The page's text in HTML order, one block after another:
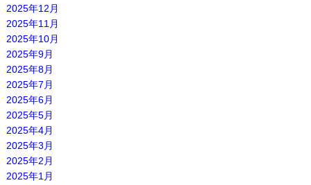
2025年12月
2025年11月
2025年10月
2025年9月
2025年8月
2025年7月
2025年6月
2025年5月
2025年4月
2025年3月
2025年2月
2025年1月